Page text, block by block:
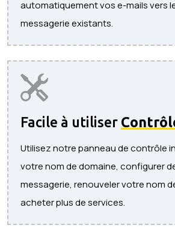
automatiquement vos e-mails vers
messagerie existants.
Facile à utiliser
Utilisez notre panneau de contrôle
votre nom de domaine, configurer
messagerie, renouveler votre nom
acheter plus de services.